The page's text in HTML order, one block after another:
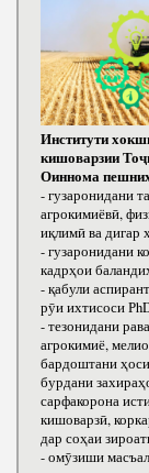
Институти
кишоварзии
Оиннома
- гузаронидани
агрокимиёвӣ,
иқлимӣ ва дигар
- гузаронидани
кадрҳои
- қабули
рӯи ихтисоси
- тезонидани
агрокимиё,
бардоштани
бурдани
сарфакорона
кишоварзӣ,
дар соҳаи
- омӯзиши